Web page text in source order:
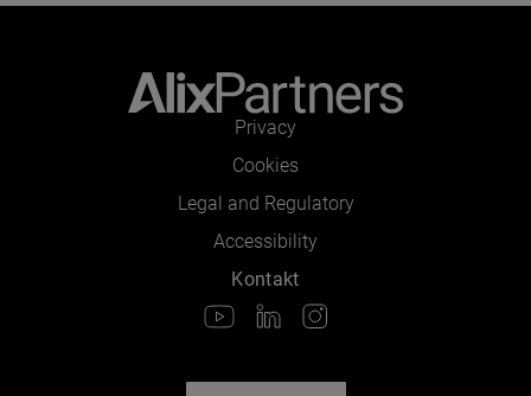
Privacy
Cookies
Legal and Regulatory
Accessibility
Kontakt